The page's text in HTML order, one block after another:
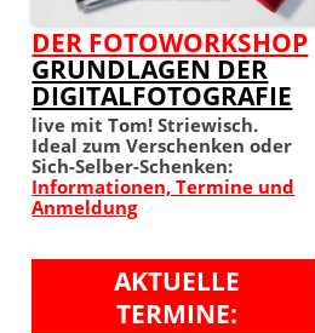
MEIN PERFEKTES FOTO 2.
AUFLAGE
100 TIPPS UND TRICKS 4.
AUFLAGE
DER FOTOWORKSHOP
GRUNDLAGEN DER
DIGITALFOTOGRAFIE
live mit Tom! Striewisch.
Ideal zum Verschenken oder
Sich-Selber-Schenken:
Informationen, Termine und
Anmeldung
AKTUELLE
TERMINE: